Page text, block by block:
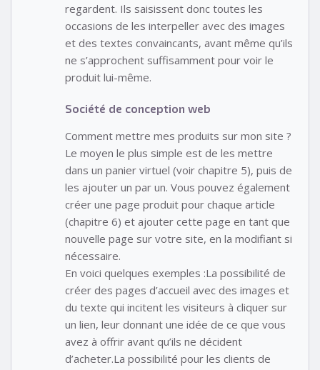
regardent. Ils saisissent donc toutes les
occasions de les interpeller avec des images
et des textes convaincants, avant même qu’ils
ne s’approchent suffisamment pour voir le
produit lui-même.
Société de conception web
Comment mettre mes produits sur mon site ?
Le moyen le plus simple est de les mettre
dans un panier virtuel (voir chapitre 5), puis de
les ajouter un par un. Vous pouvez également
créer une page produit pour chaque article
(chapitre 6) et ajouter cette page en tant que
nouvelle page sur votre site, en la modifiant si
nécessaire.
En voici quelques exemples :La possibilité de
créer des pages d’accueil avec des images et
du texte qui incitent les visiteurs à cliquer sur
un lien, leur donnant une idée de ce que vous
avez à offrir avant qu’ils ne décident
d’acheter.La possibilité pour les clients de